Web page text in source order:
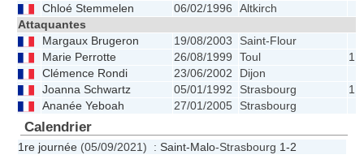
Chloé Stemmelen
06/02/1996
Altkirch
Attaquantes
Margaux Brugeron
19/08/2003
Saint-Flour
Marie Perrotte
26/08/1999 Toul
Clémence Rondi
23/06/2002
Dijon
Joanna Schwartz
05/01/1992 Strasbourg
Ananée Yeboah
27/01/2005 Strasbourg
Calendrier
1re journée (05/09/2021) : Saint-Malo-Strasbourg 1-2